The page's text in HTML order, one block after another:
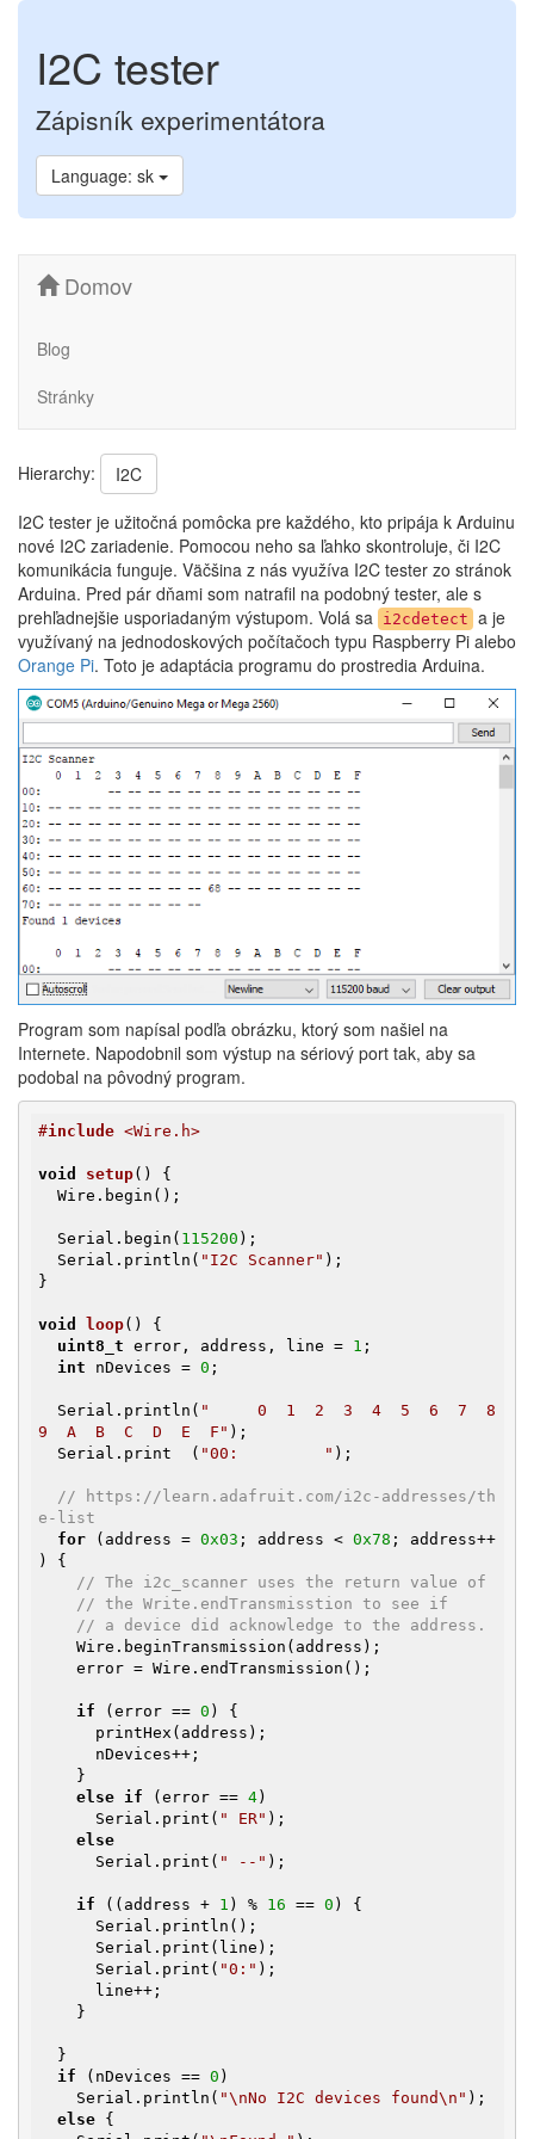
I2C tester
Zápisník experimentátora
Language: sk
Domov
Blog
Stránky
Hierarchy:
I2C
I2C tester je užitočná pomôcka pre každého, kto pripája k Arduinu
nové I2C zariadenie. Pomocou neho sa ľahko skontroluje, či I2C
komunikácia funguje. Väčšina z nás využíva I2C tester zo stránok
Arduina. Pred pár dňami som natrafil na podobný tester, ale s
prehľadnejšie usporiadaným výstupom. Volá sa i2cdetect a je
využívaný na jednodoskových počítačoch typu Raspberry Pi alebo
Orange Pi. Toto je adaptácia programu do prostredia Arduina.
Program som napísal podľa obrázku, ktorý som našiel na
Internete. Napodobnil som výstup na sériový port tak, aby sa
podobal na pôvodný program.
#include <Wire.h>
void setup()
{
  Serial.begin(
115200 );
  Serial.println(
"I2C Scanner" );
}
void loop()
{
uint8_t error, address, line = 1 ;
int nDevices = 0 ;
  Serial.println(
"     0  1  2  3  4  5  6  7  8
9  A  B  C  D  E  F" );
  Serial.print  (
"00:         " );
// https://learn.adafruit.com/i2c-addresses/th
e-list
for (address = 0x03 ; address < 0x78 ; address++
) {
// The i2c_scanner uses the return value of
// the Write.endTransmisstion to see if
// a device did acknowledge to the address.
if (error == 0 ) {
else if (error == 4)
      Serial.print(
" ER" );
else
      Serial.print(
" --" );
if ((address + 1 ) % 16 == 0 ) {
      Serial.print(
"0:" );
if (nDevices == 0 )
    Serial.println(
"\nNo I2C devices found\n" );
else {